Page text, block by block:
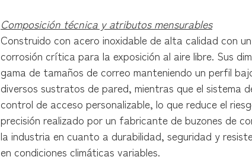
Composición técnica y atributos mensurables
Construido con acero inoxidable de alta calidad con
corrosión crítica para la exposición al aire libre. Sus
gama de tamaños de correo manteniendo un perfil
diversos sustratos de pared, mientras que el sistema
control de acceso personalizable, lo que reduce el
precisión realizado por un fabricante de buzones de
la industria en cuanto a durabilidad, seguridad y
en condiciones climáticas variables.